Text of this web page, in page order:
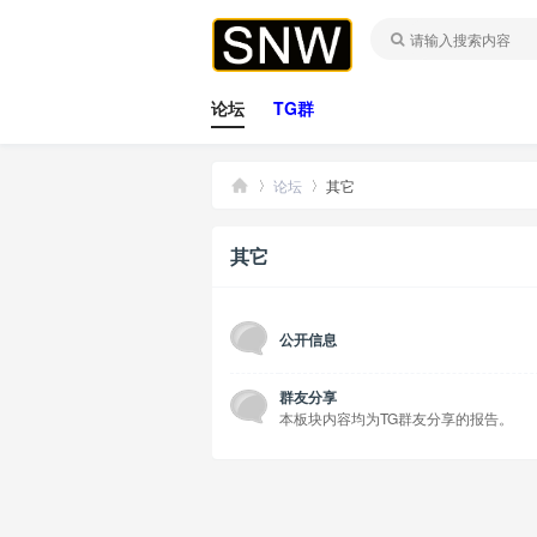
论坛 TG群
论坛 其它
其它
公开信息
群友分享
本板块内容均为TG群友分享的报告。